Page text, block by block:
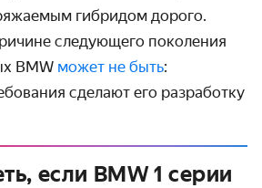
гибридом дорого.
следующего поколения
BMW может не быть:
сделают его разработку
если BMW 1 серии